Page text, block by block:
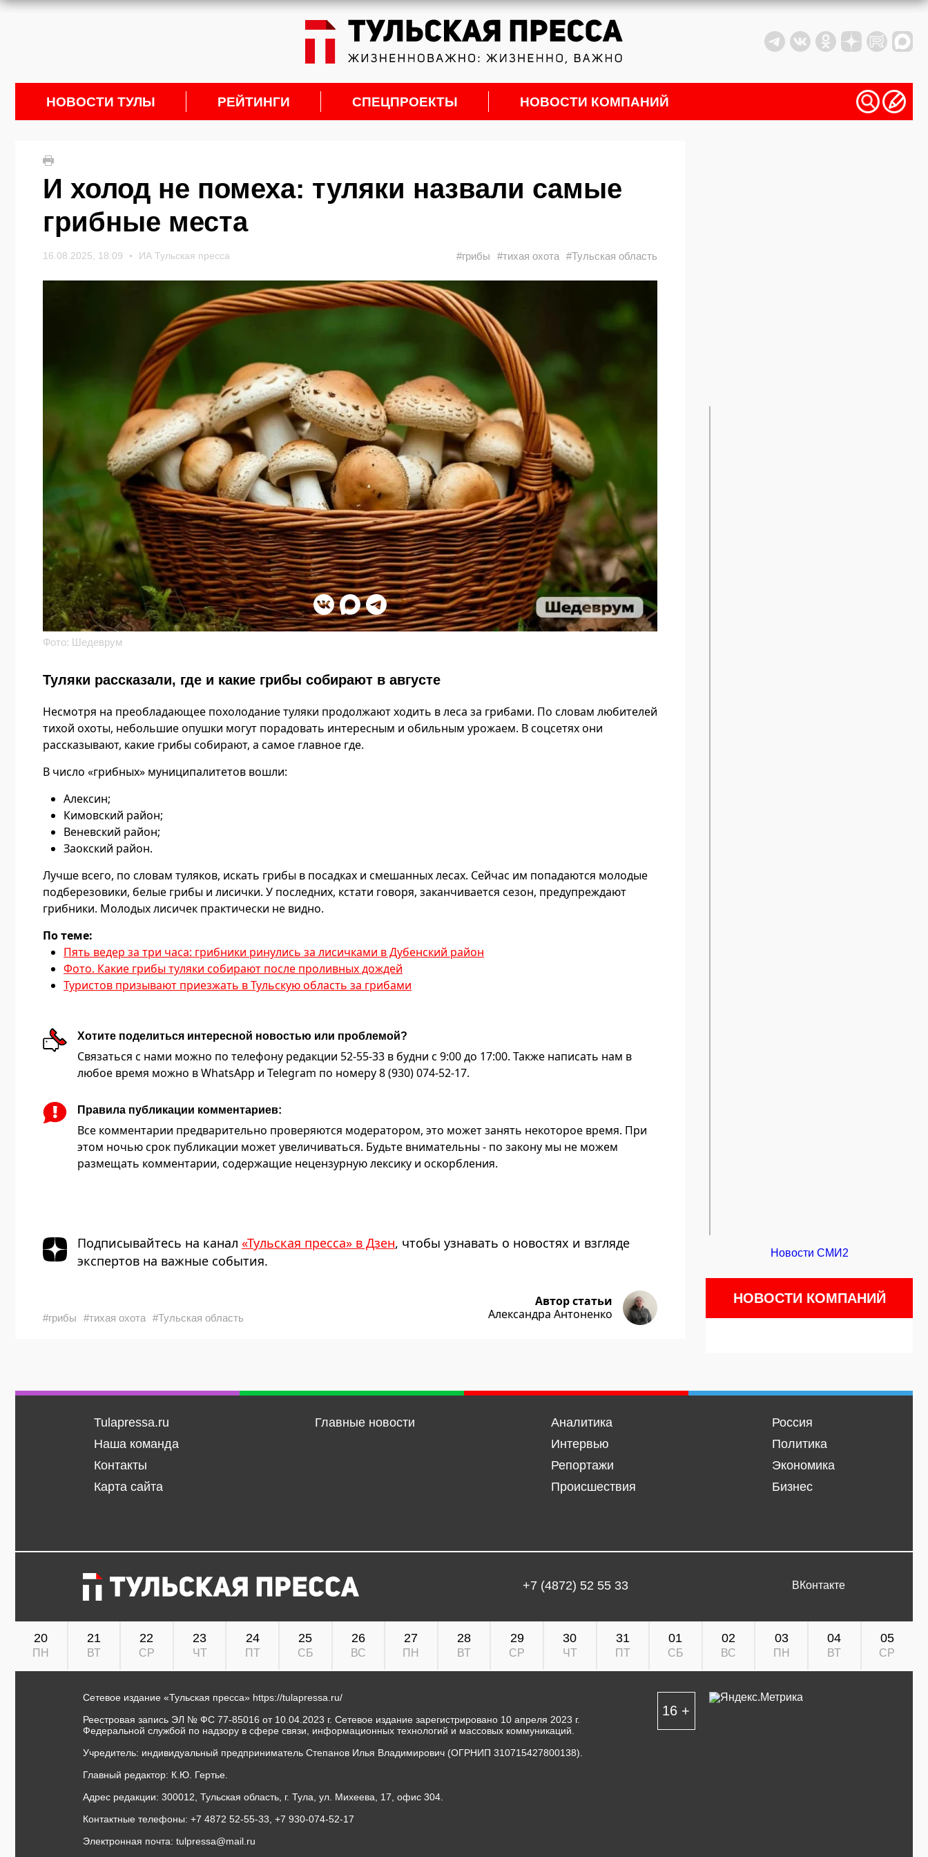
НОВОСТИ ТУЛЫ РЕЙТИНГИ СПЕЦПРОЕКТЫ НОВОСТИ КОМПАНИЙ
И холод не помеха: туляки назвали самые
грибные места
16.08.2025, 18:09 ИА Тульская пресса #грибы #тихая охота #Тульская область
Фото: Шедеврум
Туляки рассказали, где и какие грибы собирают в августе
Несмотря на преобладающее похолодание туляки продолжают ходить в леса за грибами. По словам любителей
тихой охоты, небольшие опушки могут порадовать интересным и обильным урожаем. В соцсетях они
рассказывают, какие грибы собирают, а самое главное где.
В число «грибных» муниципалитетов вошли:
Алексин;
Кимовский район;
Веневский район;
Заокский район.
Лучше всего, по словам туляков, искать грибы в посадках и смешанных лесах. Сейчас им попадаются молодые
подберезовики, белые грибы и лисички. У последних, кстати говоря, заканчивается сезон, предупреждают
грибники. Молодых лисичек практически не видно.
По теме:
Пять ведер за три часа: грибники ринулись за лисичками в Дубенский район
Фото. Какие грибы туляки собирают после проливных дождей
Туристов призывают приезжать в Тульскую область за грибами
Хотите поделиться интересной новостью или проблемой?
Связаться с нами можно по телефону редакции 52-55-33 в будни с 9:00 до 17:00. Также написать нам в
любое время можно в WhatsApp и Telegram по номеру 8 (930) 074-52-17.
Правила публикации комментариев:
Все комментарии предварительно проверяются модератором, это может занять некоторое время. При
этом ночью срок публикации может увеличиваться. Будьте внимательны - по закону мы не можем
размещать комментарии, содержащие нецензурную лексику и оскорбления.
Подписывайтесь на канал «Тульская пресса» в Дзен, чтобы узнавать о новостях и взгляде
экспертов на важные события.
#грибы #тихая охота #Тульская область
Автор статьи
Александра Антоненко
Новости СМИ2
НОВОСТИ КОМПАНИЙ
Tulapressa.ru
Наша команда
Контакты
Карта сайта
Главные новости
Аналитика
Интервью
Репортажи
Происшествия
Россия
Политика
Экономика
Бизнес
+7 (4872) 52 55 33 ВКонтакте
20
ПН
21
ВТ
22
СР
23
ЧТ
24
ПТ
25
СБ
26
ВС
27
ПН
28
ВТ
29
СР
30
ЧТ
31
ПТ
01
СБ
02
ВС
03
ПН
04
ВТ
05
СР
Сетевое издание «Тульская пресса» https://tulapressa.ru/
Реестровая запись ЭЛ № ФС 77-85016 от 10.04.2023 г. Сетевое издание зарегистрировано 10 апреля 2023 г.
Федеральной службой по надзору в сфере связи, информационных технологий и массовых коммуникаций.
Учредитель: индивидуальный предприниматель Степанов Илья Владимирович (ОГРНИП 310715427800138).
Главный редактор: К.Ю. Гертье.
Адрес редакции: 300012, Тульская область, г. Тула, ул. Михеева, 17, офис 304.
Контактные телефоны: +7 4872 52-55-33, +7 930-074-52-17
Электронная почта: tulpressa@mail.ru
16 +